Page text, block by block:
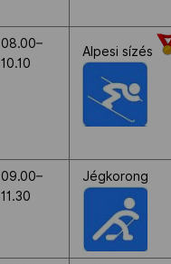
08.00–
10.10
Alpesi sízés
09.00–
11.30
Jégkorong